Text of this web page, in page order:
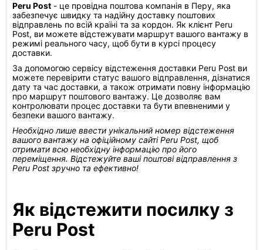
Peru Post - це провідна поштова компанія в Перу, яка
забезпечує швидку та надійну доставку поштових
відправлень по всій країні та за кордон. Як клієнт Peru
Post, ви можете відстежувати маршрут вашого вантажу в
режимі реального часу, щоб бути в курсі процесу
доставки.
За допомогою сервісу відстеження доставки Peru Post ви
можете перевірити статус вашого відправлення, дізнатися
дату та час доставки, а також отримати повну інформацію
про маршрут поштового вантажу. Це дозволяє вам
контролювати процес доставки та бути впевненими у
безпеки вашого вантажу.
Необхідно лише ввести унікальний номер відстеження
вашого вантажу на офіційному сайті Peru Post, щоб
отримати всю необхідну інформацію про його
переміщення. Відстежуйте ваші поштові відправлення з
Peru Post зручно та ефективно!
Як відстежити посилку з
Peru Post